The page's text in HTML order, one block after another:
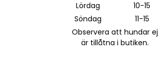
Lördag
10-15
Söndag
11-15
Observera att hundar ej
är tillåtna i butiken.